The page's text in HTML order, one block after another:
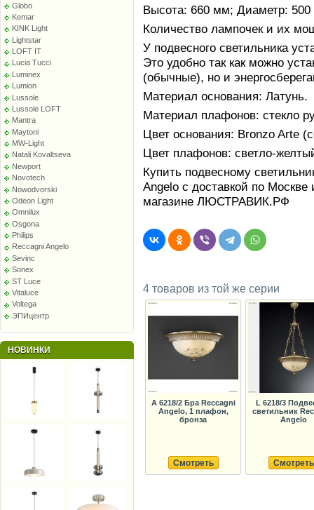
Globo
Kemar
KINK Light
Lightstar
LOFT IT
Lucia Tucci
Luminex
Lumion
Lussole
Lussole LOFT
Mantra
Maytoni
MW-Light
Natali Kovaltseva
Newport
Novotech
Nowodvorski
Odeon Light
Omnilux
Osgona
Philips
Reccagni Angelo
Sevinc
Sonex
ST Luce
Vitaluce
Voltega
ЭПИцентр
НОВИНКИ
Высота: 660 мм; Диаметр:
Количество лампочек и их
У подвесного светильника
Это удобно так как можно
(обычные), но и
Материал основания: Латунь.
Материал плафонов: стекло
Цвет основания: Bronzo Arte
Цвет плафонов: светло-
Купить подвесному
Angelo с доставкой по
магазине ЛЮСТРАВИК.РФ
4 товаров из той же серии
A 6218/2 Бра Reccagni
Angelo, 1 плафон,
бронза
Смотреть
L 6218/3
светильник
Angelo
Смотреть